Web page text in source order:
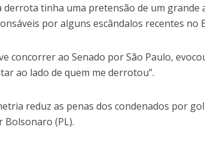
derrota tinha uma pretensão de um grande
por alguns escândalos recentes no
concorrer ao Senado por São Paulo,
ao lado de quem me derrotou”.
reduz as penas dos condenados por
Bolsonaro (PL).